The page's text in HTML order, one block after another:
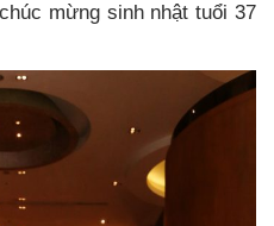
mừng sinh nhật tuổi 37